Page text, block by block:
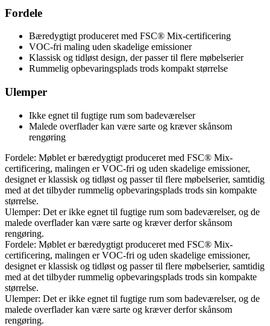
Fordele
Bæredygtigt produceret med FSC® Mix-certificering
VOC-fri maling uden skadelige emissioner
Klassisk og tidløst design, der passer til flere møbelserier
Rummelig opbevaringsplads trods kompakt størrelse
Ulemper
Ikke egnet til fugtige rum som badeværelser
Malede overflader kan være sarte og kræver skånsom
rengøring
Fordele: Møblet er bæredygtigt produceret med FSC® Mix-
certificering, malingen er VOC-fri og uden skadelige emissioner,
designet er klassisk og tidløst og passer til flere møbelserier, samtidig
med at det tilbyder rummelig opbevaringsplads trods sin kompakte
størrelse.
Ulemper: Det er ikke egnet til fugtige rum som badeværelser, og de
malede overflader kan være sarte og kræver derfor skånsom
rengøring.
Fordele: Møblet er bæredygtigt produceret med FSC® Mix-
certificering, malingen er VOC-fri og uden skadelige emissioner,
designet er klassisk og tidløst og passer til flere møbelserier, samtidig
med at det tilbyder rummelig opbevaringsplads trods sin kompakte
størrelse.
Ulemper: Det er ikke egnet til fugtige rum som badeværelser, og de
malede overflader kan være sarte og kræver derfor skånsom
rengøring.